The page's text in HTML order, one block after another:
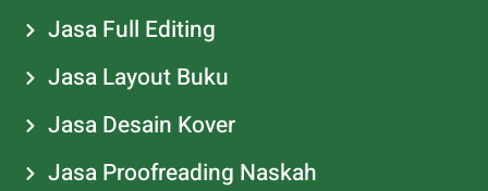
Jasa Full Editing
Jasa Layout Buku
Jasa Desain Kover
Jasa Proofreading Naskah